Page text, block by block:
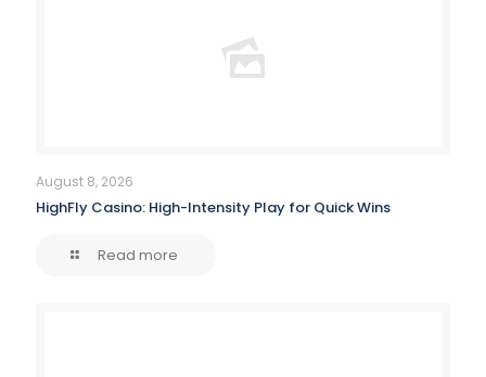
August 8, 2026
HighFly Casino: High-Intensity Play for Quick Wins
Read more